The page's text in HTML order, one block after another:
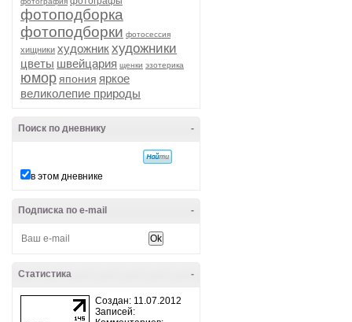
фотоподборка
фотоподборки фотосессия
хищники художникхудожники
цветы швейцария щенки эзотерика
юмор япония яркое
великолепие природы
-
Поиск по дневнику
в этом дневнике
-
Подписка по e-mail
-
Статистика
Создан: 11.07.2012
Записей: